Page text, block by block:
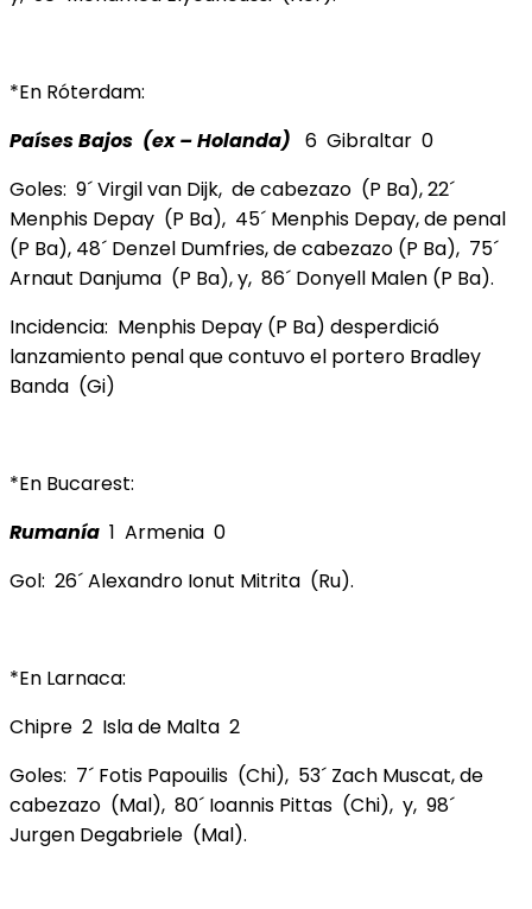
*En Róterdam:
Países Bajos (ex – Holanda) 6 Gibraltar 0
Goles: 9´ Virgil van Dijk, de cabezazo (P Ba), 22´
Menphis Depay (P Ba), 45´ Menphis Depay, de penal
(P Ba), 48´ Denzel Dumfries, de cabezazo (P Ba), 75´
Arnaut Danjuma (P Ba), y, 86´ Donyell Malen (P Ba).
Incidencia: Menphis Depay (P Ba) desperdició
lanzamiento penal que contuvo el portero Bradley
Banda (Gi)
*En Bucarest:
Rumanía 1 Armenia 0
Gol: 26´ Alexandro Ionut Mitrita (Ru).
*En Larnaca:
Chipre 2 Isla de Malta 2
Goles: 7´ Fotis Papouilis (Chi), 53´ Zach Muscat, de
cabezazo (Mal), 80´ Ioannis Pittas (Chi), y, 98´
Jurgen Degabriele (Mal).